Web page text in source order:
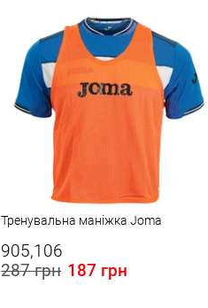
Тренувальна маніжка Joma
905,106
287 грн 187 грн